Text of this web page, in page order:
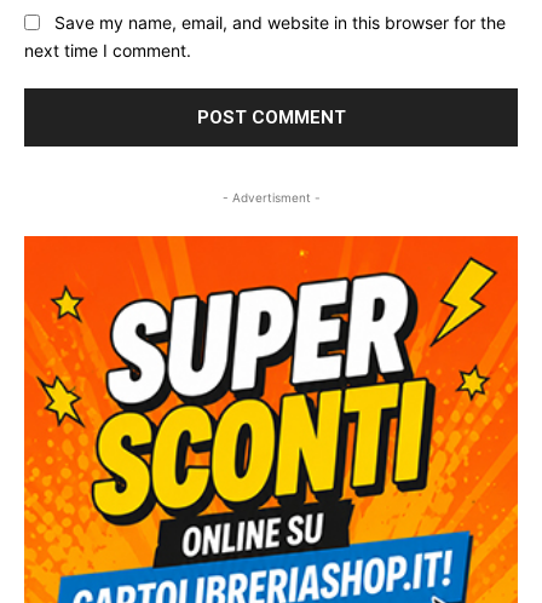
Save my name, email, and website in this browser for the
next time I comment.
- Advertisment -